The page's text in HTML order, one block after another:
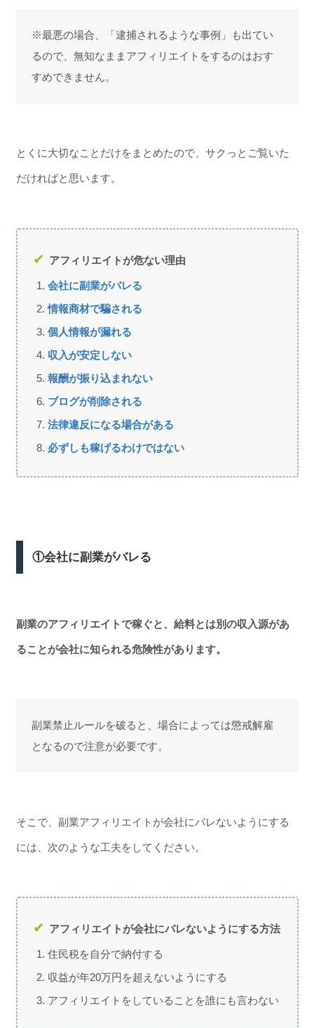
※最悪の場合、「逮捕されるような事例」も出てい
るので、無知なままアフィリエイトをするのはおす
すめできません。
とくに大切なことだけをまとめたので、サクっとご覧いた
だければと思います。
アフィリエイトが危ない理由
会社に副業がバレる
情報商材で騙される
個人情報が漏れる
収入が安定しない
報酬が振り込まれない
ブログが削除される
法律違反になる場合がある
必ずしも稼げるわけではない
①会社に副業がバレる
副業のアフィリエイトで稼ぐと、給料とは別の収入源があ
ることが会社に知られる危険性があります。
副業禁止ルールを破ると、場合によっては懲戒解雇
となるので注意が必要です。
そこで、副業アフィリエイトが会社にバレないようにする
には、次のような工夫をしてください。
アフィリエイトが会社にバレないようにする方法
住民税を自分で納付する
収益が年20万円を超えないようにする
アフィリエイトをしていることを誰にも言わない